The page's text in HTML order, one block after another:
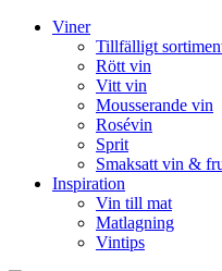
Viner
Tillfälligt
Rött vin
Vitt vin
Mousserande vin
Rosévin
Sprit
Smaksatt vin &
Inspiration
Vin till mat
Matlagning
Vintips